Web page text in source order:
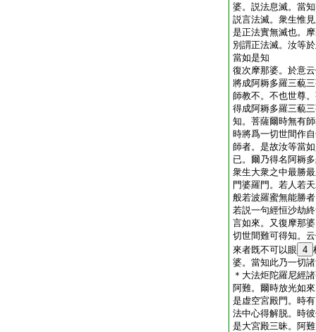
婆。説法息滅。當
説言法滅。衆生惟
是正法實無滅也。
別謂正法滅。汝等
當如是知
復次摩那婆。於意
將成阿耨多羅三藐
師教不。不也世尊
得成阿耨多羅三藐
知。菩薩爾時無有
時將爲一切世間作
師者。是故汝等當
已。爾乃得名阿耨
衆生大衆之中最勝
門婆羅門。若人若
般若波羅蜜無能勝
若説一句經恒沙劫
言如來。又復摩那
切世間難可得知。
來者既不可以眼 4
婆。當知此乃一切
＊大法炬陀羅尼經
阿難。爾時放光如
是虚空宮殿門。時
法中心得解脱。時
是大宮殿三昧。阿